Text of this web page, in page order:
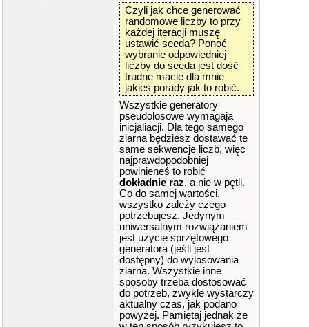
cout
<<word << " ";
cont
inue;
}
for(siz
e_t i=random(x,w
_trans.count( word
);i!= 1; -- i, ++it
);
cout<<
it->second<< " " ;
}
cout<<end
l;
}
}
Czyli jak chce generować
randomowe liczby to przy
każdej iteracji muszę
ustawić seeda? Ponoć
wybranie odpowiedniej
liczby do seeda jest dość
trudne macie dla mnie
jakieś porady jak to robić.
Wszystkie generatory
pseudolosowe wymagają
inicjaliacji. Dla tego samego
ziarna będziesz dostawać te
same sekwencje liczb, więc
najprawdopodobniej
powinieneś to robić
dokładnie raz, a nie w pętli.
Co do samej wartości,
wszystko zależy czego
potrzebujesz. Jedynym
uniwersalnym rozwiązaniem
jest użycie sprzętowego
generatora (jeśli jest
dostępny) do wylosowania
ziarna. Wszystkie inne
sposoby trzeba dostosować
do potrzeb, zwykle wystarczy
aktualny czas, jak podano
powyżej. Pamiętaj jednak że